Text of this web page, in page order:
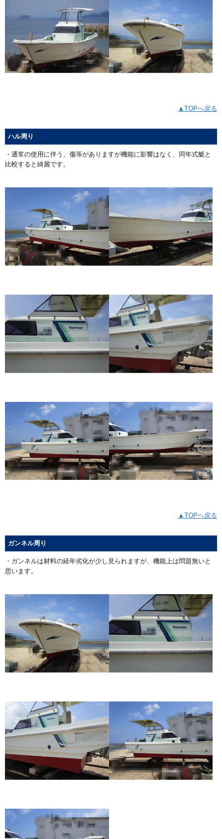
▲TOPへ戻る
ハル周り
・通常の使用に伴う、傷等がありますが機能に影響はなく、同年式艇と
比較すると綺麗です。
▲TOPへ戻る
ガンネル周り
・ガンネルは材料の経年劣化が少し見られますが、機能上は問題無いと
思います。